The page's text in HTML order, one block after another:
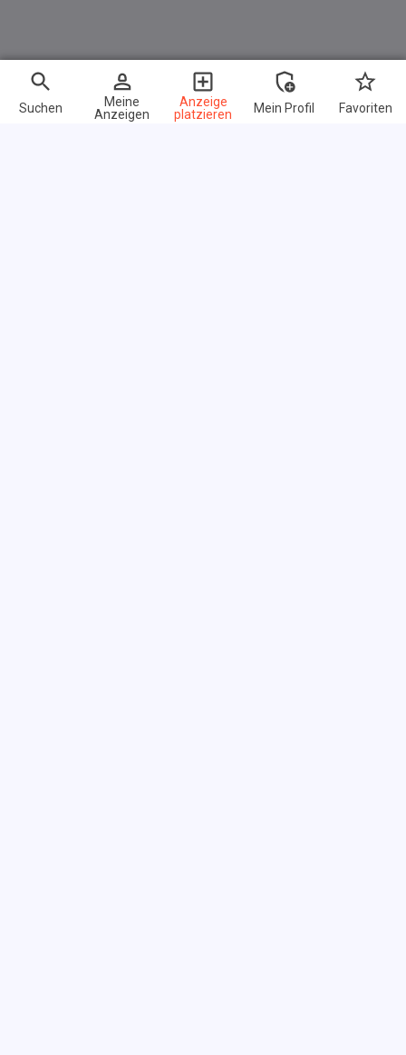
Suchen
Meine
Anzeigen
Anzeige
platzieren
Mein Profil Favoriten